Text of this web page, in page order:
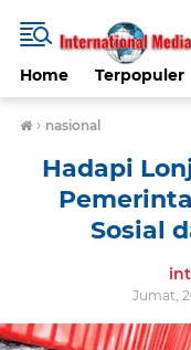
Home Terpopuler
› nasional
Hadapi
Sosial
Jumat,